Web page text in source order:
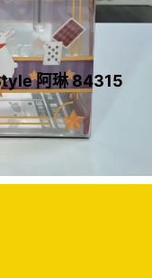
阿琳 84315